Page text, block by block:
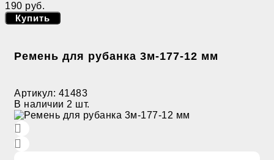
190 руб.
Купить
Ремень для рубанка 3м-177-12 мм
Артикул: 41483
В наличии 2 шт.